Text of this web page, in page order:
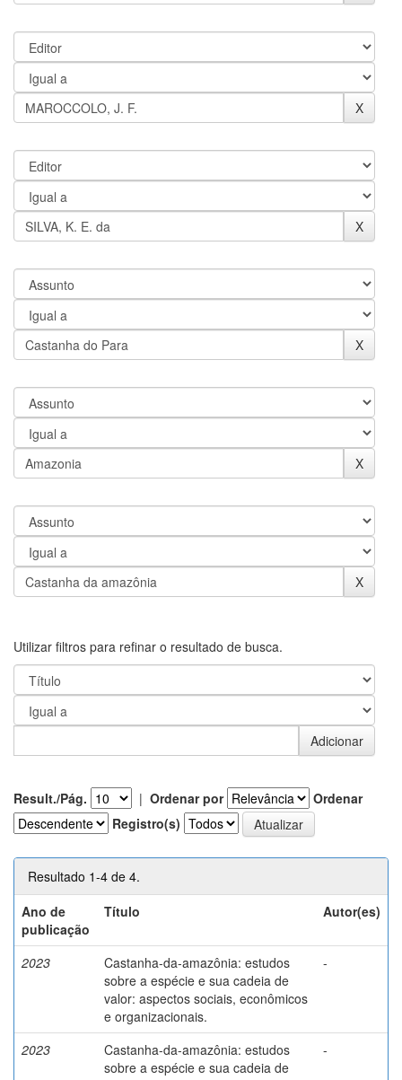
Utilizar filtros para refinar o resultado de busca.
Result./Pág. | Ordenar por
Ordenar
Registro(s)
Resultado 1-4 de 4.
Ano de
publicação
Título Autor(es)
2023
Castanha-da-amazônia: estudos
sobre a espécie e sua cadeia de
valor: aspectos sociais, econômicos
e organizacionais.
-
2023
Castanha-da-amazônia: estudos
sobre a espécie e sua cadeia de
-